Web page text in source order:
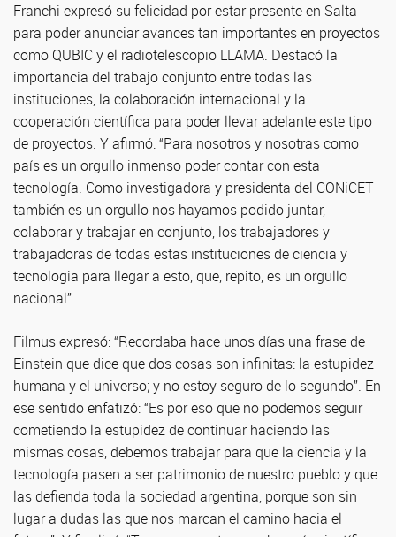
Franchi expresó su felicidad por estar presente en Salta
para poder anunciar avances tan importantes en proyectos
como QUBIC y el radiotelescopio LLAMA. Destacó la
importancia del trabajo conjunto entre todas las
instituciones, la colaboración internacional y la
cooperación científica para poder llevar adelante este tipo
de proyectos. Y afirmó: “Para nosotros y nosotras como
país es un orgullo inmenso poder contar con esta
tecnología. Como investigadora y presidenta del CONiCET
también es un orgullo nos hayamos podido juntar,
colaborar y trabajar en conjunto, los trabajadores y
trabajadoras de todas estas instituciones de ciencia y
tecnologia para llegar a esto, que, repito, es un orgullo
nacional”.
Filmus expresó: “Recordaba hace unos días una frase de
Einstein que dice que dos cosas son infinitas: la estupidez
humana y el universo; y no estoy seguro de lo segundo”. En
ese sentido enfatizó: “Es por eso que no podemos seguir
cometiendo la estupidez de continuar haciendo las
mismas cosas, debemos trabajar para que la ciencia y la
tecnología pasen a ser patrimonio de nuestro pueblo y que
las defienda toda la sociedad argentina, porque son sin
lugar a dudas las que nos marcan el camino hacia el